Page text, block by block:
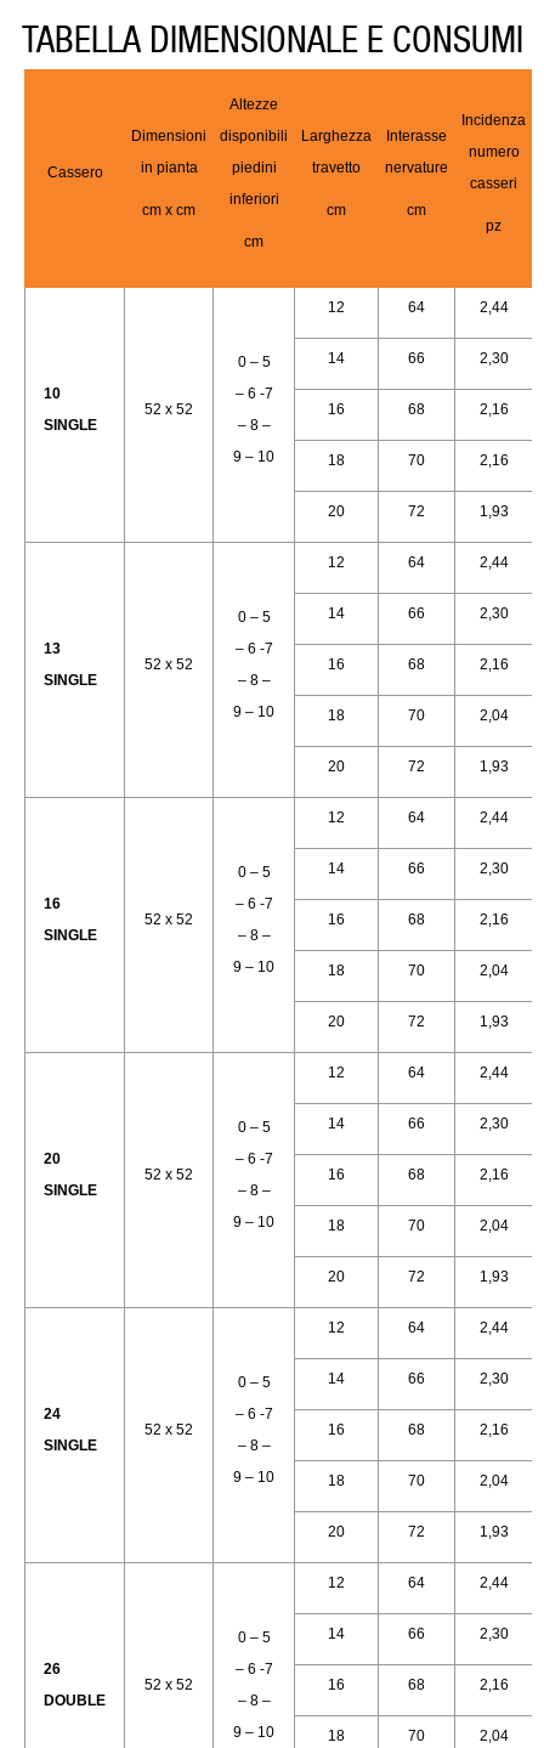
TABELLA DIMENSIONALE E CONSUMI
Cassero
Dimensioni
in pianta
cm x cm
Altezze
disponibili
piedini
inferiori
cm
Larghezza
travetto
cm
Interasse
nervature
cm
Incidenza
numero
casseri
pz
10
SINGLE
52 x 52
0 – 5
– 6 -7
– 8 –
9 – 10
12 64 2,44
14 66 2,30
16 68 2,16
18 70 2,16
20 72 1,93
13
SINGLE
52 x 52
0 – 5
– 6 -7
– 8 –
9 – 10
12 64 2,44
14 66 2,30
16 68 2,16
18 70 2,04
20 72 1,93
16
SINGLE
52 x 52
0 – 5
– 6 -7
– 8 –
9 – 10
12 64 2,44
14 66 2,30
16 68 2,16
18 70 2,04
20 72 1,93
20
SINGLE
52 x 52
0 – 5
– 6 -7
– 8 –
9 – 10
12 64 2,44
14 66 2,30
16 68 2,16
18 70 2,04
20 72 1,93
24
SINGLE
52 x 52
0 – 5
– 6 -7
– 8 –
9 – 10
12 64 2,44
14 66 2,30
16 68 2,16
18 70 2,04
20 72 1,93
26
DOUBLE
52 x 52
0 – 5
– 6 -7
– 8 –
9 – 10
12 64 2,44
14 66 2,30
16 68 2,16
18 70 2,04